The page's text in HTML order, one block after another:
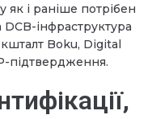
як і раніше потрібен
інфраструктура
Boku, Digital
підтвердження.